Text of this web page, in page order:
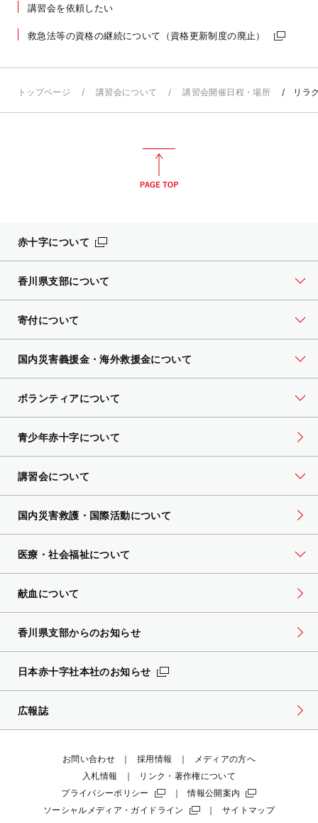
講習会を依頼したい
救急法等の資格の継続について（資格更新制度の廃止）
トップページ 講習会について 講習会開催日程・場所 リラ
赤十字について
香川県支部について
寄付について
国内災害義援金・海外救援金について
ボランティアについて
青少年赤十字について
講習会について
国内災害救護・国際活動について
医療・社会福祉について
献血について
香川県支部からのお知らせ
日本赤十字社本社のお知らせ
広報誌
お問い合わせ 採用情報
メディアの方へ
入札情報
リンク・著作権について
プライバシーポリシー
情報公開案内
ソーシャルメディア・ガイドライン
サイトマップ